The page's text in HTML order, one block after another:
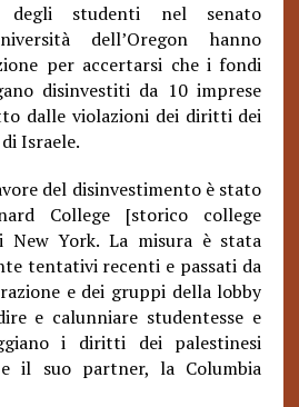
degli studenti nel senato
dell’Oregon hanno
per accertarsi che i fondi
disinvestiti da 10 imprese
dalle violazioni dei diritti dei
Israele.
del disinvestimento è stato
College [storico college
New York. La misura è stata
tentativi recenti e passati da
e dei gruppi della lobby
e calunniare studentesse e
i diritti dei palestinesi
il suo partner, la Columbia